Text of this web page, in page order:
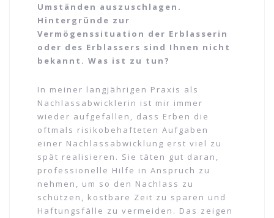
Umständen auszuschlagen.
Hintergründe zur
Vermögenssituation der Erblasserin
oder des Erblassers sind Ihnen nicht
bekannt. Was ist zu tun?
In meiner langjährigen Praxis als
Nachlassabwicklerin ist mir immer
wieder aufgefallen, dass Erben die
oftmals risikobehafteten Aufgaben
einer Nachlassabwicklung erst viel zu
spät realisieren. Sie täten gut daran,
professionelle Hilfe in Anspruch zu
nehmen, um so den Nachlass zu
schützen, kostbare Zeit zu sparen und
Haftungsfälle zu vermeiden. Das zeigen